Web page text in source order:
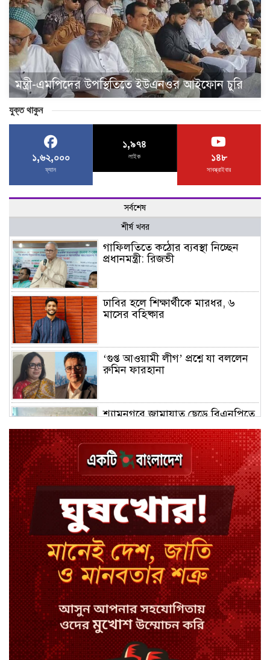
মন্ত্রী-এমপিদের উপস্থিতিতে ইউএনওর আইফোন চুরি
যুক্ত থাকুন
১,৬২,০০০
ফ্যান
১,৯৭৪
লাইক ১৪৮
সাবস্ক্রাইবার
সর্বশেষ
শীর্ষ খবর
গাফিলতিতে কঠোর ব্যবস্থা নিচ্ছেন
প্রধানমন্ত্রী: রিজভী
ঢাবির হলে শিক্ষার্থীকে মারধর, ৬
মাসের বহিষ্কার
‘গুপ্ত আওয়ামী লীগ’ প্রশ্নে যা বললেন
রুমিন ফারহানা
শ্যামনগরে জামায়াত ছেড়ে বিএনপিতে
ঢাকায় হালকা বৃষ্টির সম্ভাবনা, বাড়তে
পারে তাপমাত্রা
মন্ত্রী-এমপিদের উপস্থিতিতে ইউএনওর
আইফোন চুরি
সিরাজগঞ্জে বাস ট্রাক দুর্ঘটনা, চালকসহ
নিহত ২
স্পিকারের নামে জাল ডিও, প্রতারণার
অভিযোগে এসিল্যান্ডের বিরুদ্ধে মামলা